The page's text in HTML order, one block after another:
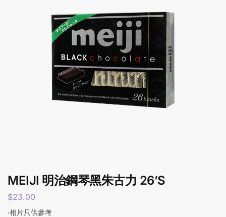
MEIJI 明治鋼琴黑朱古力 26’S
$23.00
‧相片只供參考